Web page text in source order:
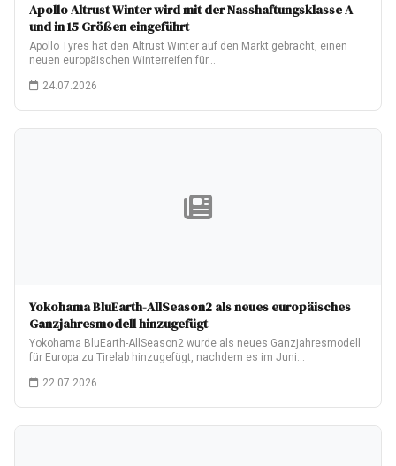
Apollo Altrust Winter wird mit der Nasshaftungsklasse A
und in 15 Größen eingeführt
Apollo Tyres hat den Altrust Winter auf den Markt gebracht, einen
neuen europäischen Winterreifen für…
24.07.2026
Yokohama BluEarth-AllSeason2 als neues europäisches
Ganzjahresmodell hinzugefügt
Yokohama BluEarth-AllSeason2 wurde als neues Ganzjahresmodell
für Europa zu Tirelab hinzugefügt, nachdem es im Juni…
22.07.2026